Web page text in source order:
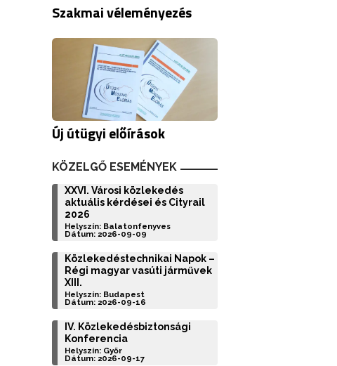
Szakmai véleményezés
Új útügyi előírások
KÖZELGŐ ESEMÉNYEK
XXVI. Városi közlekedés
aktuális kérdései és Cityrail
2026
Helyszín: Balatonfenyves
Dátum: 2026-09-09
Közlekedéstechnikai Napok –
Régi magyar vasúti járművek
XIII.
Helyszín: Budapest
Dátum: 2026-09-16
IV. Közlekedésbiztonsági
Konferencia
Helyszín: Győr
Dátum: 2026-09-17